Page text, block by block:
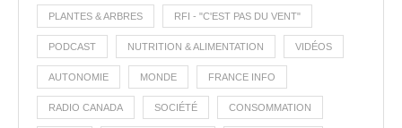
PLANTES & ARBRES RFI - "C'EST PAS DU VENT"
PODCAST NUTRITION & ALIMENTATION VIDÉOS
AUTONOMIE MONDE FRANCE INFO
RADIO CANADA SOCIÉTÉ CONSOMMATION